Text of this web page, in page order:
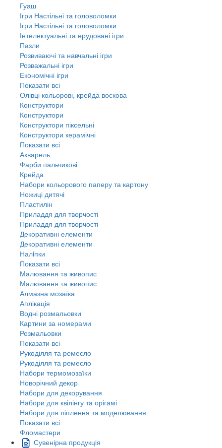
Гуаш
Ігри Настільні та головоломки
Ігри Настільні та головоломки
Інтелектуальні та ерудовані ігри
Пазли
Розвиваючі та навчальні ігри
Розважальні ігри
Економічні ігри
Показати всі
Олівці кольорові, крейда воскова
Конструктори
Конструктори
Конструктори піксельні
Конструктори керамічні
Показати всі
Акварель
Фарби пальчикові
Крейда
Набори кольорового паперу та картону
Ножиці дитячі
Пластилін
Приладдя для творчості
Приладдя для творчості
Декоративні елементи
Декоративні елементи
Налiпки
Показати всі
Малювання та живопис
Малювання та живопис
Алмазна мозаїка
Аплікація
Водні розмальовки
Картини за номерами
Розмальовки
Показати всі
Рукоділля та ремесло
Рукоділля та ремесло
Набори термомозаїки
Новорічний декор
Набори для декорування
Набори для квілінгу та орігамі
Набори для ліплення та моделювання
Показати всі
Фломастери
Сувенірна продукція